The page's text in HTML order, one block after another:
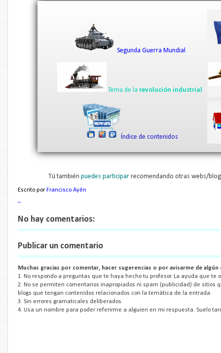
Segunda Guerra Mundial
Tema de la revolución industrial
Índice de contenidos
Tú también puedes participarrecomendando otras webs/
Escrito por Francisco Ayén
No hay comentarios:
Publicar un comentario
Muchas gracias por comentar, hacer sugerencias o por avisarme de
1. No respondo a preguntas que te haya hecho tu profesor. La ayuda que te
2. No se permiten comentarios inapropiados ni spam (publicidad) de sitios
blogs que tengan contenidos relacionados con la temática de la entrada.
3. Sin errores gramaticales deliberados.
4. Usa un nombre para poder referirme a alguien en mi respuesta. Suelo